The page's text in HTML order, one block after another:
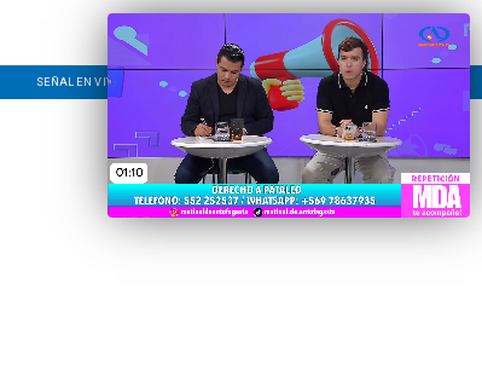
SEÑAL EN VIVO CONTACTO LÍNEA EDITORIAL